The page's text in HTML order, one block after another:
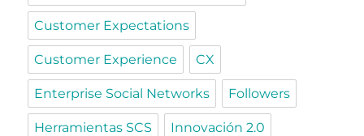
Customer Expectations
Customer Experience CX
Enterprise Social Networks Followers
Herramientas SCS Innovación 2.0